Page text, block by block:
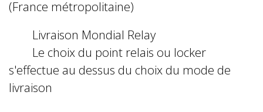
(France métropolitaine)
Livraison Mondial Relay
Le choix du point relais ou locker
s'effectue au dessus du choix du mode de
livraison